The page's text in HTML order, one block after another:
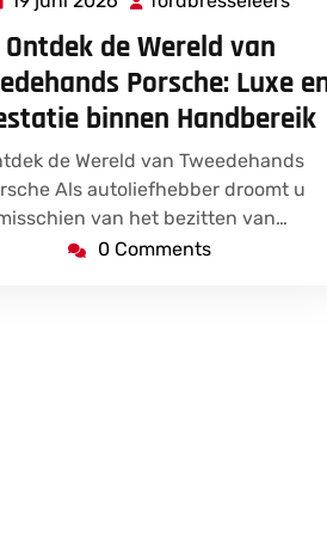
2026
Ontdek de Wereld van
Porsche: Luxe
binnen Handbereik
de Wereld van Tweedehands
Als autoliefhebber droomt u
van het bezitten van…
0 Comments